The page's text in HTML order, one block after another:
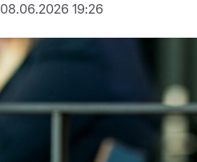
08.06.2026 19:26